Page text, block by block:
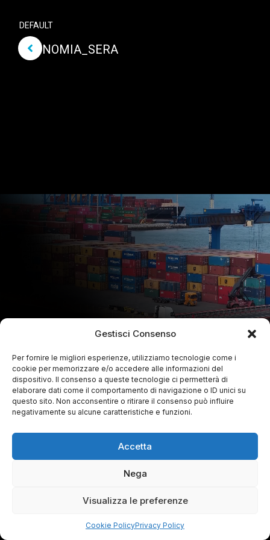
Gestisci Consenso
Per fornire le migliori esperienze, utilizziamo tecnologie come i
cookie per memorizzare e/o accedere alle informazioni del
dispositivo. Il consenso a queste tecnologie ci permetterà di
elaborare dati come il comportamento di navigazione o ID unici su
questo sito. Non acconsentire o ritirare il consenso può influire
negativamente su alcune caratteristiche e funzioni.
Accetta
Nega
Visualizza le preferenze
Cookie PolicyPrivacy Policy